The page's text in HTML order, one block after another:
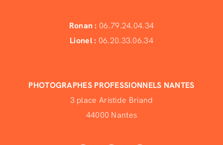
Ronan : 06.79.24.04.34
Lionel : 06.20.33.06.34
PHOTOGRAPHES PROFESSIONNELS NANTES
3 place Aristide Briand
44000 Nantes